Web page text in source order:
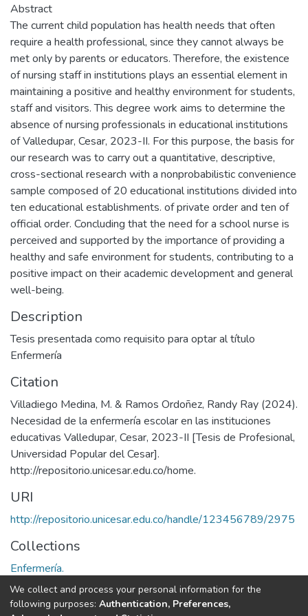
Abstract
The current child population has health needs that often
require a health professional, since they cannot always be
met only by parents or educators. Therefore, the existence
of nursing staff in institutions plays an essential element in
maintaining a positive and healthy environment for students,
staff and visitors. This degree work aims to determine the
absence of nursing professionals in educational institutions
of Valledupar, Cesar, 2023-II. For this purpose, the basis for
our research was to carry out a quantitative, descriptive,
cross-sectional research with a nonprobabilistic convenience
sample composed of 20 educational institutions divided into
ten educational establishments. of private order and ten of
official order. Concluding that the need for a school nurse is
perceived and supported by the importance of providing a
healthy and safe environment for students, contributing to a
positive impact on their academic development and general
well-being.
Description
Tesis presentada como requisito para optar al título
Enfermería
Citation
Villadiego Medina, M. & Ramos Ordoñez, Randy Ray (2024).
Necesidad de la enfermería escolar en las instituciones
educativas Valledupar, Cesar, 2023-II [Tesis de Profesional,
Universidad Popular del Cesar].
http://repositorio.unicesar.edu.co/home.
URI
http://repositorio.unicesar.edu.co/handle/123456789/2975
Collections
Enfermería.
Full item page
We collect and process your personal information for the
following purposes: Authentication, Preferences,